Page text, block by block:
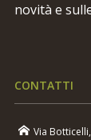
novità e
CONTATTI
Via